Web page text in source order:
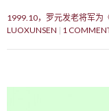
1999.10，罗元发老将军为
LUOXUNSEN
1